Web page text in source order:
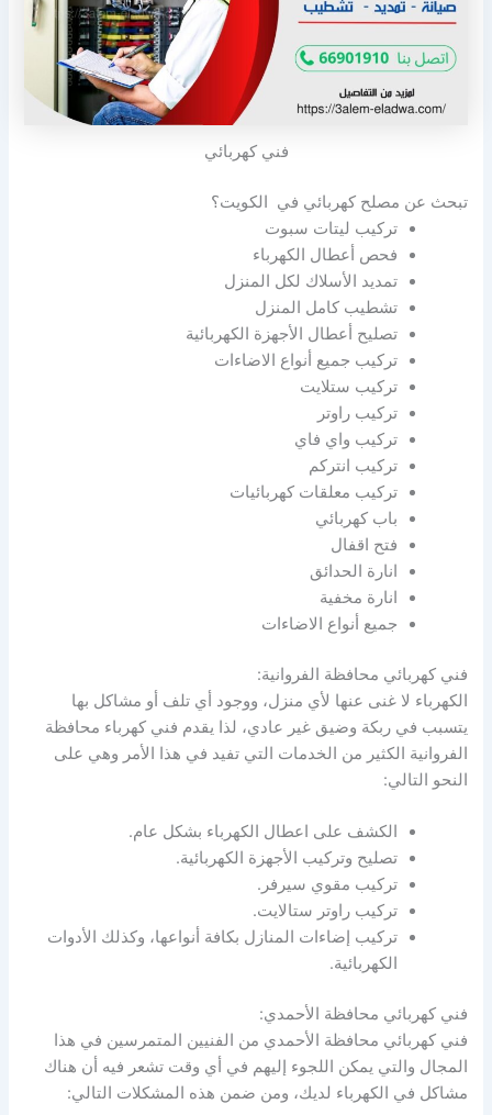
فني كهربائي
تبحث عن مصلح كهربائي في الكويت؟
تركيب ليتات سبوت
فحص أعطال الكهرباء
تمديد الأسلاك لكل المنزل
تشطيب كامل المنزل
تصليح أعطال الأجهزة الكهربائية
تركيب جميع أنواع الاضاءات
تركيب ستلايت
تركيب راوتر
تركيب واي فاي
تركيب انتركم
تركيب معلقات كهربائيات
باب كهربائي
فتح اقفال
انارة الحدائق
انارة مخفية
جميع أنواع الاضاءات
فني كهربائي محافظة الفروانية:
الكهرباء لا غنى عنها لأي منزل، ووجود أي تلف أو مشاكل بها
يتسبب في ربكة وضيق غير عادي، لذا يقدم فني كهرباء محافظة
الفروانية الكثير من الخدمات التي تفيد في هذا الأمر وهي على
النحو التالي:
الكشف على اعطال الكهرباء بشكل عام.
تصليح وتركيب الأجهزة الكهربائية.
تركيب مقوي سيرفر.
تركيب راوتر ستالايت.
تركيب إضاءات المنازل بكافة أنواعها، وكذلك الأدوات
الكهربائية.
فني كهربائي محافظة الأحمدي:
فني كهربائي محافظة الأحمدي من الفنيين المتمرسين في هذا
المجال والتي يمكن اللجوء إليهم في أي وقت تشعر فيه أن هناك
مشاكل في الكهرباء لديك، ومن ضمن هذه المشكلات التالي: